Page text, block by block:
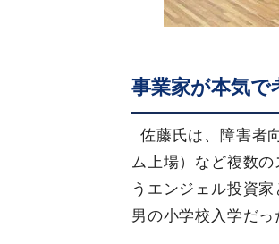
事業家が本気で
佐藤氏は、障害者
ム上場）など複数
うエンジェル投資
男の小学校入学だっ